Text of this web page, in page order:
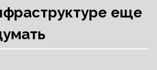
еще